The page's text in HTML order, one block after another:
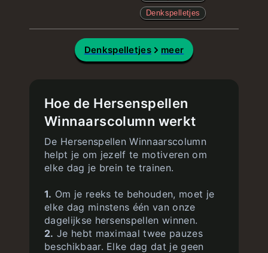
Denkspelletjes
Denkspelletjes meer
Hoe de Hersenspellen
Winnaarscolumn werkt
De Hersenspellen Winnaarscolumn
helpt je om jezelf te motiveren om
elke dag je brein te trainen.
1. Om je reeks te behouden, moet je
elke dag minstens één van onze
dagelijkse hersenspellen winnen.
2. Je hebt maximaal twee pauzes
beschikbaar. Elke dag dat je geen